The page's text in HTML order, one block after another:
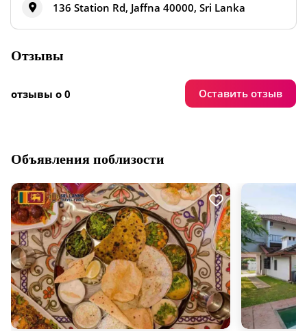
136 Station Rd, Jaffna 40000, Sri Lanka
Отзывы
отзывы о 0 Оставить отзыв
Объявления поблизости